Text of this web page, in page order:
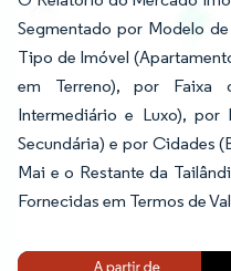
Segmentado por Modelo
Tipo de Imóvel
em Terreno), por Faixa
Intermediário e Luxo), por
Secundária) e por Cidades
Mai e o Restante da
Fornecidas em Termos de